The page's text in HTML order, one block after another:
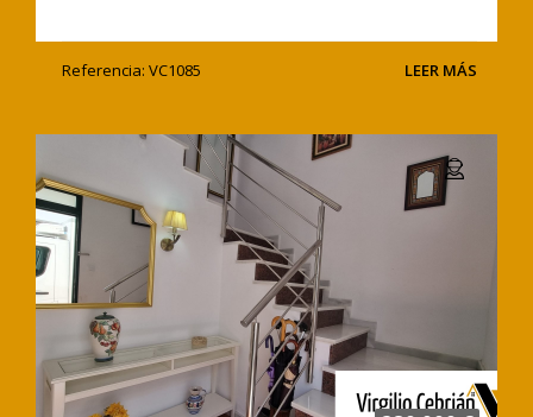
Referencia: VC1085 LEER MÁS